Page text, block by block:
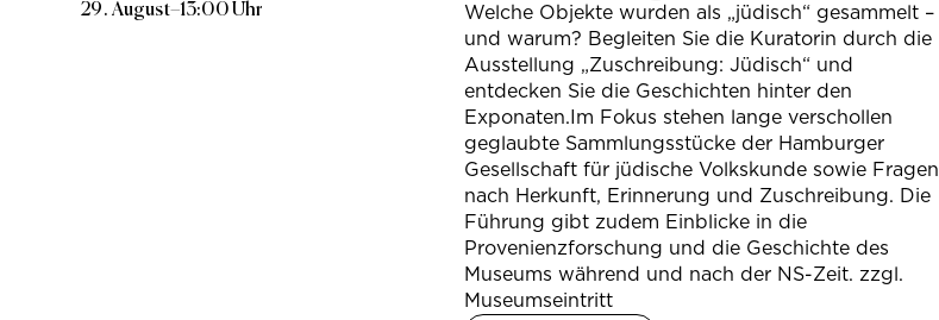
29. August–13:00 Uhr
Welche Objekte wurden als „jüdisch“ gesammelt –
und warum? Begleiten Sie die Kuratorin durch die
Ausstellung „Zuschreibung: Jüdisch“ und
entdecken Sie die Geschichten hinter den
Exponaten.Im Fokus stehen lange verschollen
geglaubte Sammlungsstücke der Hamburger
Gesellschaft für jüdische Volkskunde sowie Fragen
nach Herkunft, Erinnerung und Zuschreibung. Die
Führung gibt zudem Einblicke in die
Provenienzforschung und die Geschichte des
Museums während und nach der NS-Zeit. zzgl.
Museumseintritt